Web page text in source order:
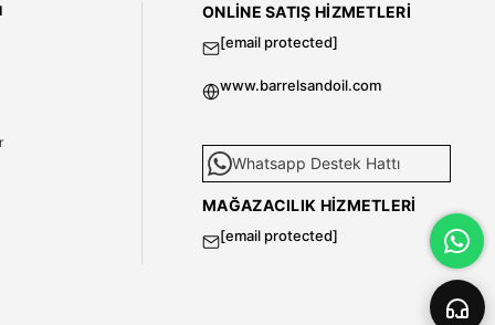
ONLINE SATIŞ HIZMETLERI
[email protected]
www.barrelsandoil.com
Whatsapp Destek Hattı
MAĞAZACILIK HIZMETLERI
[email protected]